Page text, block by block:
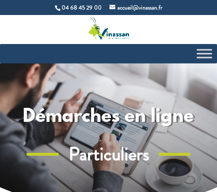
04 68 45 29 00 accueil@vinassan.fr
Démarches en ligne
Particuliers